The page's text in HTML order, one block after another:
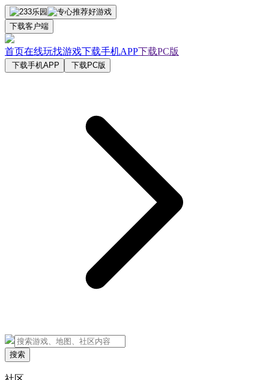
下载客户端
首页在线玩找游戏下载手机APP下载PC版
下载手机APP 下载PC版
搜索